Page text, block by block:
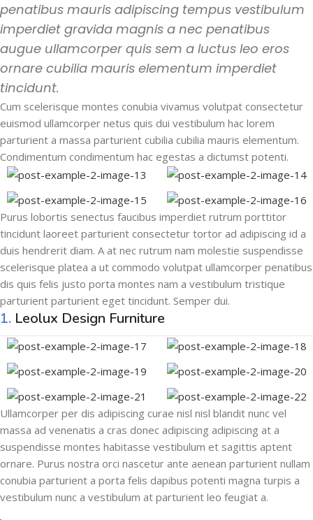
penatibus mauris adipiscing tempus vestibulum
imperdiet gravida magnis a nec penatibus
augue ullamcorper quis sem a luctus leo eros
ornare cubilia mauris elementum imperdiet
tincidunt.
Cum scelerisque montes conubia vivamus volutpat consectetur
euismod ullamcorper netus quis dui vestibulum hac lorem
parturient a massa parturient cubilia cubilia mauris elementum.
Condimentum condimentum hac egestas a dictumst potenti.
Purus lobortis senectus faucibus imperdiet rutrum porttitor
tincidunt laoreet parturient consectetur tortor ad adipiscing id a
duis hendrerit diam. A at nec rutrum nam molestie suspendisse
scelerisque platea a ut commodo volutpat ullamcorper penatibus
dis quis felis justo porta montes nam a vestibulum tristique
parturient parturient eget tincidunt. Semper dui.
1. Leolux Design Furniture
Ullamcorper per dis adipiscing curae nisl nisl blandit nunc vel
massa ad venenatis a cras donec adipiscing adipiscing at a
suspendisse montes habitasse vestibulum et sagittis aptent
ornare. Purus nostra orci nascetur ante aenean parturient nullam
conubia parturient a porta felis dapibus potenti magna turpis a
vestibulum nunc a vestibulum at parturient leo feugiat a.